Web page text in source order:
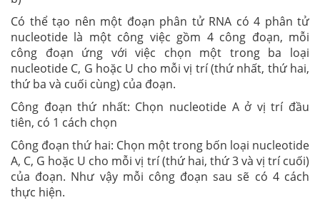
Có thể tạo nên một đoạn phân tử RNA có 4 phân tử
nucleotide là một công việc gồm 4 công đoạn, mỗi
công đoạn ứng với việc chọn một trong ba loại
nucleotide C, G hoặc U cho mỗi vị trí (thứ nhất, thứ hai,
thứ ba và cuối cùng) của đoạn.
Công đoạn thứ nhất: Chọn nucleotide A ở vị trí đầu
tiên, có 1 cách chọn
Công đoạn thứ hai: Chọn một trong bốn loại nucleotide
A, C, G hoặc U cho mỗi vị trí (thứ hai, thứ 3 và vị trí cuối)
của đoạn. Như vậy mỗi công đoạn sau sẽ có 4 cách
thực hiện.